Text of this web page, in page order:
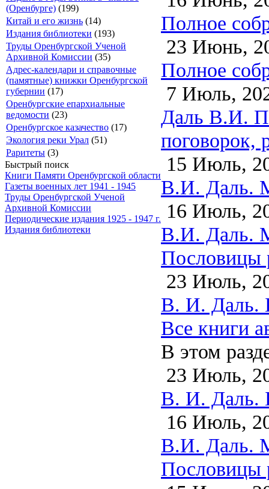
(Оренбурге) (199)
Китай и его жизнь (14)
Издания библиотеки (193)
Труды Оренбургской Ученой
Архивной Комиссии (35)
Адрес-календари и справочные
(памятные) книжки Оренбургской
губернии (17)
Оренбургские епархиальные
ведомости (23)
Оренбургское казачество (17)
Экология реки Урал (51)
Раритеты (3)
Быстрый поиск
Книги Памяти Оренбургской области
Газеты военных лет 1941 - 1945
Труды Оренбургской Ученой
Архивной Комиссии
Периодические издания 1925 - 1947 г.
Издания библиотеки
Полное
23 Июнь,
Полное
7 Июль,
Даль В.И.
поговорок,
15 Июль,
В.И. Даль.
16 Июль,
В.И. Даль.
Пословицы
23 Июль,
В. И. Даль.
Все книги
В этом
23 Июль,
В. И. Даль.
16 Июль,
В.И. Даль.
Пословицы